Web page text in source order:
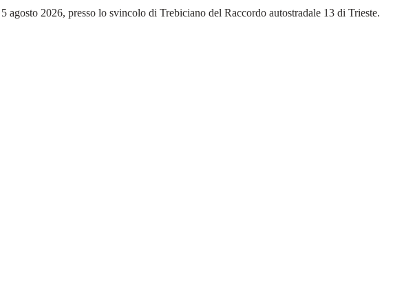
2026, presso lo svincolo di Trebiciano del Raccordo autostradale 13 di Trieste.